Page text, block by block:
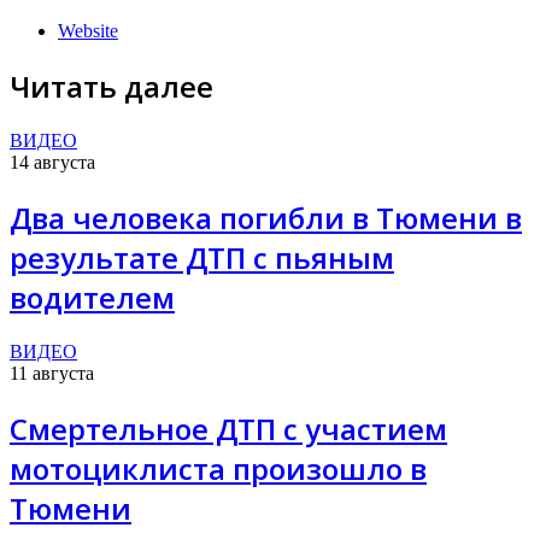
Website
Читать далее
ВИДЕО
14 августа
Два человека погибли в Тюмени в
результате ДТП с пьяным
водителем
ВИДЕО
11 августа
Смертельное ДТП с участием
мотоциклиста произошло в
Тюмени